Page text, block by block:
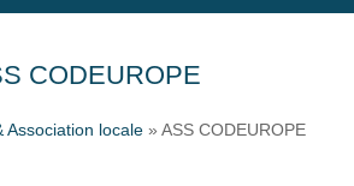
CODEUROPE
Association locale » ASS CODEUROPE